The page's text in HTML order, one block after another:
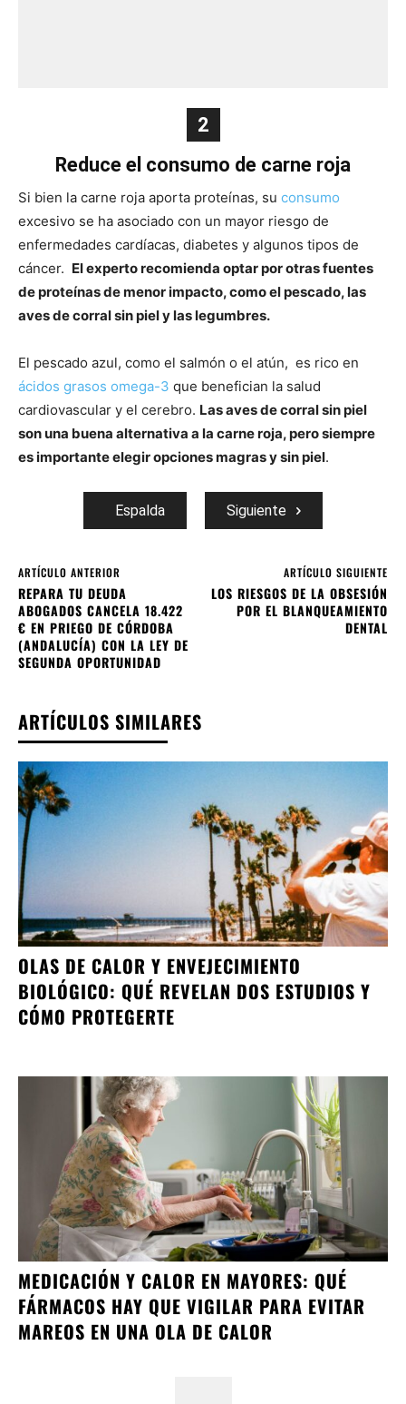
2
Reduce el consumo de carne roja
Si bien la carne roja aporta proteínas, su consumo
excesivo se ha asociado con un mayor riesgo de
enfermedades cardíacas, diabetes y algunos tipos de
cáncer. El experto recomienda optar por otras fuentes
de proteínas de menor impacto, como el pescado, las
aves de corral sin piel y las legumbres.
El pescado azul, como el salmón o el atún, es rico en
ácidos grasos omega-3 que benefician la salud
cardiovascular y el cerebro. Las aves de corral sin piel
son una buena alternativa a la carne roja, pero siempre
es importante elegir opciones magras y sin piel.
Espalda Siguiente
ARTÍCULO ANTERIOR
REPARA TU DEUDA
ABOGADOS CANCELA 18.422
€ EN PRIEGO DE CÓRDOBA
(ANDALUCÍA) CON LA LEY DE
SEGUNDA OPORTUNIDAD
ARTÍCULO SIGUIENTE
LOS RIESGOS DE LA OBSESIÓN
POR EL BLANQUEAMIENTO
DENTAL
ARTÍCULOS SIMILARES
OLAS DE CALOR Y ENVEJECIMIENTO
BIOLÓGICO: QUÉ REVELAN DOS ESTUDIOS Y
CÓMO PROTEGERTE
MEDICACIÓN Y CALOR EN MAYORES: QUÉ
FÁRMACOS HAY QUE VIGILAR PARA EVITAR
MAREOS EN UNA OLA DE CALOR